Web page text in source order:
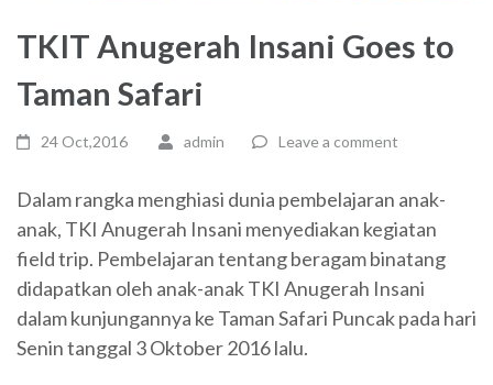
TKIT Anugerah Insani Goes to
Taman Safari
24 Oct,2016 admin Leave a comment
Dalam rangka menghiasi dunia pembelajaran anak-
anak, TKI Anugerah Insani menyediakan kegiatan
field trip. Pembelajaran tentang beragam binatang
didapatkan oleh anak-anak TKI Anugerah Insani
dalam kunjungannya ke Taman Safari Puncak pada hari
Senin tanggal 3 Oktober 2016 lalu.